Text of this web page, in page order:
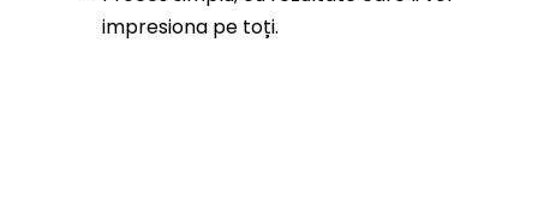
impresiona pe toți.